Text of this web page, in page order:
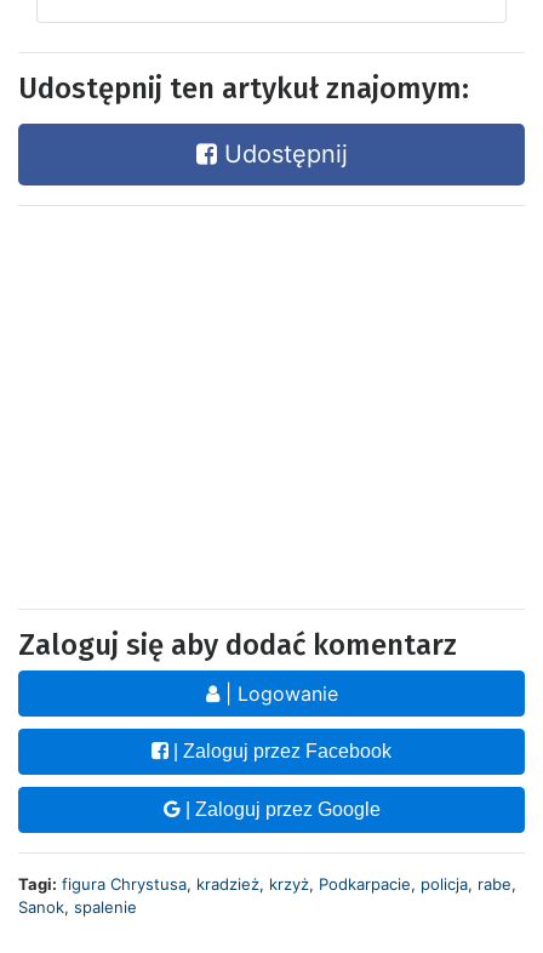
Udostępnij ten artykuł znajomym:
Udostępnij
Zaloguj się aby dodać komentarz
| Logowanie
| Zaloguj przez Facebook
| Zaloguj przez Google
Tagi: figura Chrystusa, kradzież, krzyż, Podkarpacie, policja, rabe,
Sanok, spalenie